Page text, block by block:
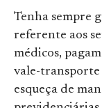
Tenha sempre
referente aos
médicos,
vale-transporte
esqueça de